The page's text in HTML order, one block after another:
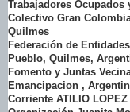
Trabajadores Ocupados
Colectivo Gran
Quilmes
Federación de
Pueblo, Quilmes,
Fomento y Juntas
Emancipacion ,
Corriente ATILIO